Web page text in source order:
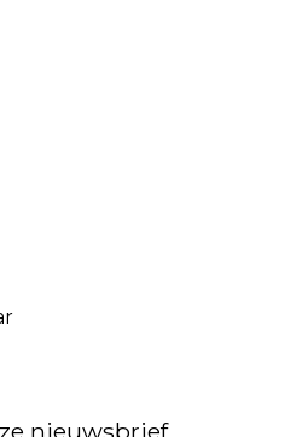
nieuwsbrief